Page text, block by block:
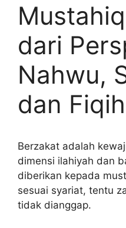
dari
Nahwu,
dan Fiqih
Berzakat adalah
dimensi ilahiyah dan
diberikan kepada
sesuai syariat, tentu
tidak dianggap.